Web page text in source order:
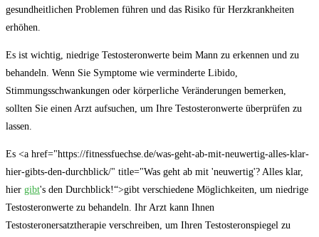
gesundheitlichen​ Problemen führen ⁢und⁢ das Risiko ​für Herzkrankheiten
erhöhen.
Es ist wichtig, ⁢niedrige Testosteronwerte beim Mann zu erkennen und zu
behandeln. Wenn Sie‌ Symptome wie verminderte Libido,
Stimmungsschwankungen⁢ oder körperliche Veränderungen bemerken,
sollten ​Sie einen‌ Arzt aufsuchen, um Ihre‌ Testosteronwerte überprüfen zu
lassen.
Es <a href="https://fitnessfuechse.de/was-geht-ab-mit-neuwertig-alles-klar-
hier-gibts-den-durchblick/" title="Was geht ab mit 'neuwertig'? Alles klar,
hier gibt's den Durchblick!“>gibt verschiedene Möglichkeiten, um niedrige
Testosteronwerte zu behandeln. Ihr Arzt‌ kann‍ Ihnen​
Testosteronersatztherapie verschreiben, um Ihren Testosteronspiegel ​zu